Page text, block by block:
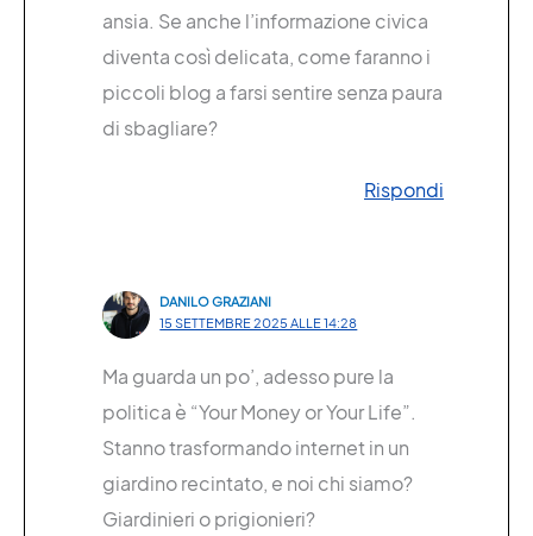
ansia. Se anche l’informazione civica
diventa così delicata, come faranno i
piccoli blog a farsi sentire senza paura
di sbagliare?
Rispondi
DANILO GRAZIANI
15 SETTEMBRE 2025 ALLE 14:28
Ma guarda un po’, adesso pure la
politica è “Your Money or Your Life”.
Stanno trasformando internet in un
giardino recintato, e noi chi siamo?
Giardinieri o prigionieri?